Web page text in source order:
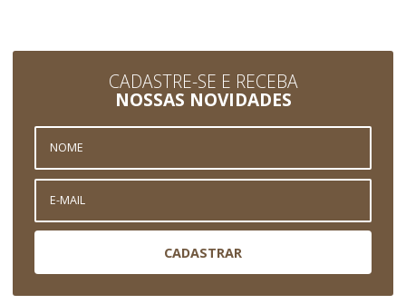
CADASTRE-SE E RECEBA
NOSSAS NOVIDADES
CADASTRAR